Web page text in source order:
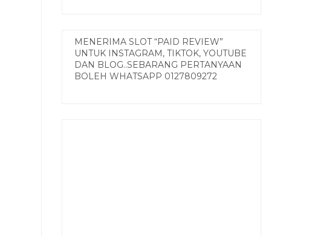
MENERIMA SLOT “PAID REVIEW”
UNTUK INSTAGRAM, TIKTOK, YOUTUBE
DAN BLOG..SEBARANG PERTANYAAN
BOLEH WHATSAPP 0127809272